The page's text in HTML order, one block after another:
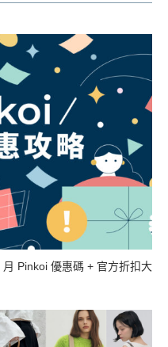
月 Pinkoi 優惠碼 + 官方折扣大